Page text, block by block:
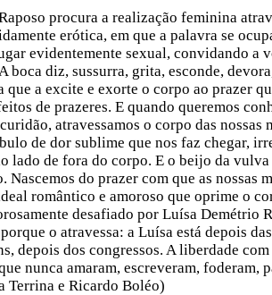
procura a realização feminina
erótica, em que a palavra se
evidentemente sexual, convidando a
boca diz, sussurra, grita, esconde,
que a excite e exorte o corpo ao prazer
de prazeres. E quando queremos
atravessamos o corpo das nossas
de dor sublime que nos faz chegar,
lado de fora do corpo. E o beijo da vulva
do prazer com que as nossas
romântico e amoroso que oprime o
desafiado por Luísa Demétrio
o atravessa: a Luísa está depois
depois dos congressos. A liberdade
nunca amaram, escreveram, foderam,
Terrina e Ricardo Boléo)